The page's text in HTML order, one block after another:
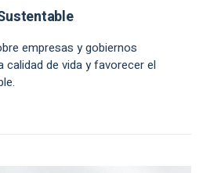
empresas y gobiernos
de vida y favorecer el